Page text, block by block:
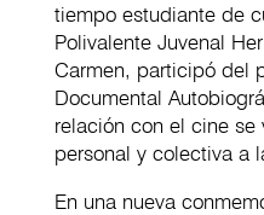
tiempo estudiante de
Polivalente Juvenal
Carmen, participó del
Documental
relación con el cine se
personal y colectiva a
En una nueva